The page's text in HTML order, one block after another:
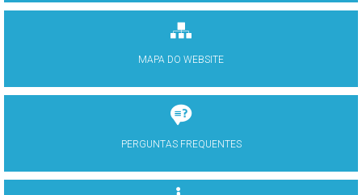
MAPA DO WEBSITE
PERGUNTAS FREQUENTES